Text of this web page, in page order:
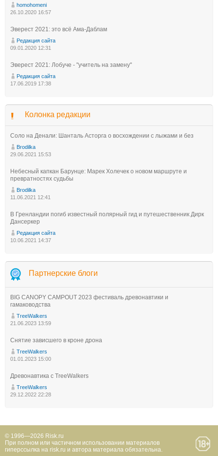
homohomeni
26.10.2020 16:57
Эверест 2021: это всё Ама-Даблам
Редакция сайта
09.01.2020 12:31
Эверест 2021: Лобуче - "учитель на замену"
Редакция сайта
17.06.2019 17:38
Колонка редакции
Соло на Денали: Шанталь Асторга о восхождении с лыжами и без
Brodilka
29.06.2021 15:53
Небесный капкан Барунце: Марек Холечек о новом маршруте и
превратностях судьбы
Brodilka
11.06.2021 12:41
В Гренландии погиб известный полярный гид и путешественник Дирк
Дансеркер
Редакция сайта
10.06.2021 14:37
Партнерские блоги
BIG CANOPY CAMPOUT 2023 фестиваль древонавтики и
гамаководства
TreeWalkers
21.06.2023 13:59
Снятие зависшего в кроне дрона
TreeWalkers
01.01.2023 15:00
Древонавтика с TreeWalkers
TreeWalkers
29.12.2022 22:28
© 1996—2026 Risk.ru
При полном или частичном использовании материалов
гиперссылка на risk.ru и автора материала обязательна.